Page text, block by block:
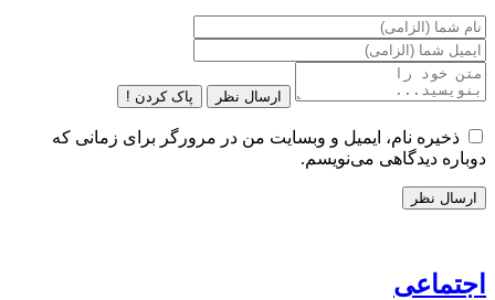
ارسال نظر پاک کردن !
ذخیره نام، ایمیل و وبسایت من در مرورگر برای زمانی که
دوباره دیدگاهی می‌نویسم.
اجتماعی